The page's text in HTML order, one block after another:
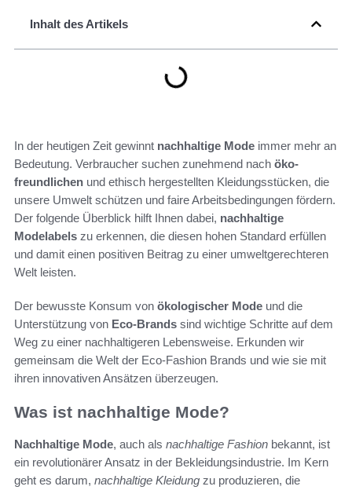
Inhalt des Artikels
In der heutigen Zeit gewinnt nachhaltige Mode immer mehr an
Bedeutung. Verbraucher suchen zunehmend nach öko-
freundlichen und ethisch hergestellten Kleidungsstücken, die
unsere Umwelt schützen und faire Arbeitsbedingungen fördern.
Der folgende Überblick hilft Ihnen dabei, nachhaltige
Modelabels zu erkennen, die diesen hohen Standard erfüllen
und damit einen positiven Beitrag zu einer umweltgerechteren
Welt leisten.
Der bewusste Konsum von ökologischer Mode und die
Unterstützung von Eco-Brands sind wichtige Schritte auf dem
Weg zu einer nachhaltigeren Lebensweise. Erkunden wir
gemeinsam die Welt der Eco-Fashion Brands und wie sie mit
ihren innovativen Ansätzen überzeugen.
Was ist nachhaltige Mode?
Nachhaltige Mode, auch als nachhaltige Fashion bekannt, ist
ein revolutionärer Ansatz in der Bekleidungsindustrie. Im Kern
geht es darum, nachhaltige Kleidung zu produzieren, die